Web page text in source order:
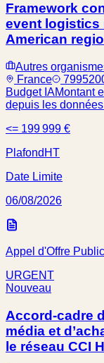
Framework
event logistics
American
Autres
France
Budget IAMontant
depuis les
<= 199 999 €
Plafond HT
Date Limite
06/08/2026
Appel d'Offre Public
URGENT
Nouveau
Accord-cadre
média et
le réseau CCI